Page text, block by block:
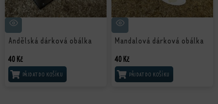
Andělská dárková obálka
40 Kč
PŘIDAT DO KOŠÍKU
Mandalová dárková obálka
40 Kč
PŘIDAT DO KOŠÍKU